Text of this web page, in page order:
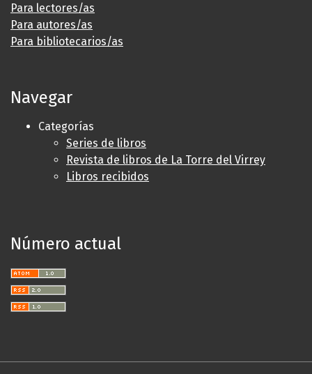
Para lectores/as
Para autores/as
Para bibliotecarios/as
Navegar
Categorías
Series de libros
Revista de libros de La Torre del Virrey
Libros recibidos
Número actual